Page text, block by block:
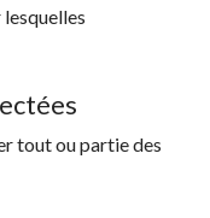
tout ou partie des